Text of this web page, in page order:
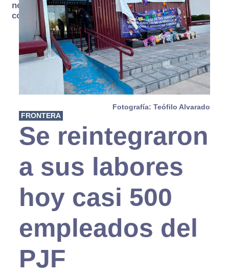
no se
consume
Fotografía: Teófilo Alvarado
FRONTERA
Se reintegraron
a sus labores
hoy casi 500
empleados del
PJF